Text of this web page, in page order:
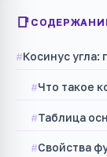
Косинус угла:
Что такое
Таблица
Свойства